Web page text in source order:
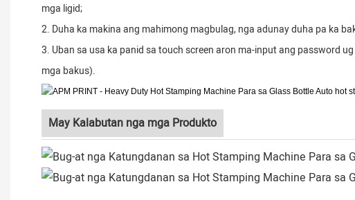
mga ligid;
2. Duha ka makina ang mahimong magbulag, nga adunay duha pa ka
3. Uban sa usa ka panid sa touch screen aron ma-input ang password
mga bakus).
May Kalabutan nga mga Produkto